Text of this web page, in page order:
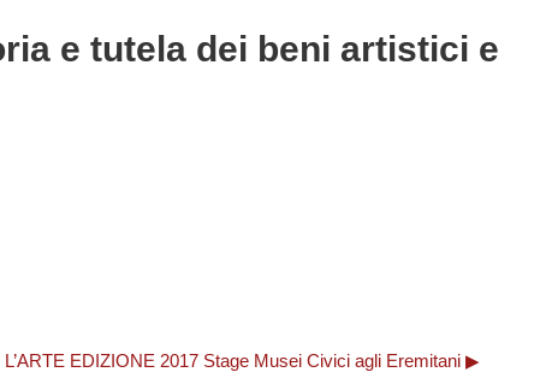
e tutela dei beni artistici e
EDIZIONE 2017 Stage Musei Civici agli Eremitani ▶︎